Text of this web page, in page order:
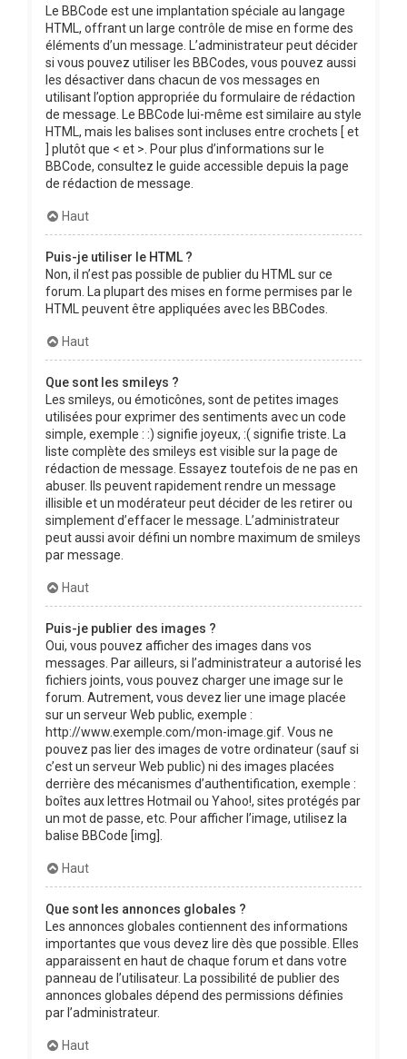
Le BBCode est une implantation spéciale au langage
HTML, offrant un large contrôle de mise en forme des
éléments d’un message. L’administrateur peut décider
si vous pouvez utiliser les BBCodes, vous pouvez aussi
les désactiver dans chacun de vos messages en
utilisant l’option appropriée du formulaire de rédaction
de message. Le BBCode lui-même est similaire au style
HTML, mais les balises sont incluses entre crochets [ et
] plutôt que < et >. Pour plus d’informations sur le
BBCode, consultez le guide accessible depuis la page
de rédaction de message.
Haut
Puis-je utiliser le HTML ?
Non, il n’est pas possible de publier du HTML sur ce
forum. La plupart des mises en forme permises par le
HTML peuvent être appliquées avec les BBCodes.
Haut
Que sont les smileys ?
Les smileys, ou émoticônes, sont de petites images
utilisées pour exprimer des sentiments avec un code
simple, exemple : :) signifie joyeux, :( signifie triste. La
liste complète des smileys est visible sur la page de
rédaction de message. Essayez toutefois de ne pas en
abuser. Ils peuvent rapidement rendre un message
illisible et un modérateur peut décider de les retirer ou
simplement d’effacer le message. L’administrateur
peut aussi avoir défini un nombre maximum de smileys
par message.
Haut
Puis-je publier des images ?
Oui, vous pouvez afficher des images dans vos
messages. Par ailleurs, si l’administrateur a autorisé les
fichiers joints, vous pouvez charger une image sur le
forum. Autrement, vous devez lier une image placée
sur un serveur Web public, exemple :
http://www.exemple.com/mon-image.gif. Vous ne
pouvez pas lier des images de votre ordinateur (sauf si
c’est un serveur Web public) ni des images placées
derrière des mécanismes d’authentification, exemple :
boîtes aux lettres Hotmail ou Yahoo!, sites protégés par
un mot de passe, etc. Pour afficher l’image, utilisez la
balise BBCode [img].
Haut
Que sont les annonces globales ?
Les annonces globales contiennent des informations
importantes que vous devez lire dès que possible. Elles
apparaissent en haut de chaque forum et dans votre
panneau de l’utilisateur. La possibilité de publier des
annonces globales dépend des permissions définies
par l’administrateur.
Haut